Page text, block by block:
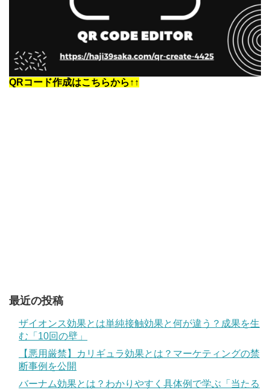
QRコード作成はこちらから↑↑
最近の投稿
ザイオンス効果とは単純接触効果と何が違う？成果を生
む「10回の壁」
【悪用厳禁】カリギュラ効果とは？マーケティングの禁
断事例を公開
バーナム効果とは？わかりやすく具体例で学ぶ「当たる